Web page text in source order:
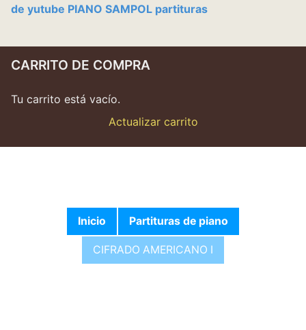
de yutube PIANO SAMPOL partituras
CARRITO DE COMPRA
Tu carrito está vacío.
Actualizar carrito
Inicio Partituras de piano
CIFRADO AMERICANO I